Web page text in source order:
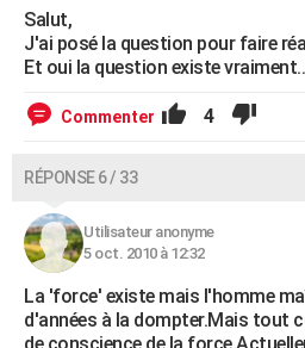
Salut,
J'ai posé la question pour faire
Et oui la question existe
Commenter 4
RÉPONSE 6 / 33
Utilisateur anonyme
5 oct. 2010 à 12:32
La 'force' existe mais l'homme
d'années à la dompter.Mais tout